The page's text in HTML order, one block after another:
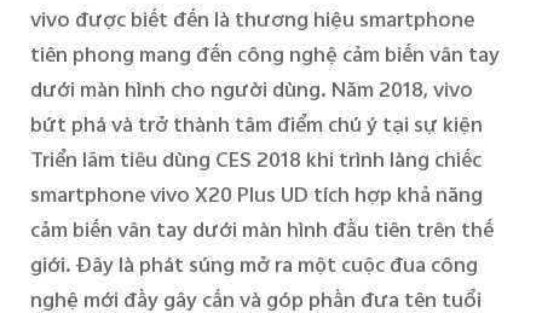
vivo được biết đến là thương hiệu smartphone
tiên phong mang đến công nghệ cảm biến vân tay
dưới màn hình cho người dùng. Năm 2018, vivo
bứt phá và trở thành tâm điểm chú ý tại sự kiện
Triển lãm tiêu dùng CES 2018 khi trình làng chiếc
smartphonevivo X20 Plus UD tích hợp khả năng
cảm biến vân tay dưới màn hình đầu tiên trên thế
giới.Đâylà phát súng mở ra một cuộc đua công
nghệ mới đầy gây cấn và góp phần đưa tên tuổi